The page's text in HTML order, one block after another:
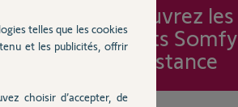
Découvrez les
forfaits Somfy
Assistance
telles que les cookies
et les publicités, offrir
choisir d’accepter, de